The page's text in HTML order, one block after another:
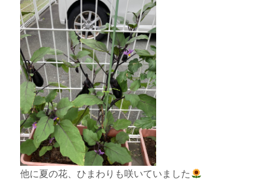
他に夏の花、ひまわりも咲いていました